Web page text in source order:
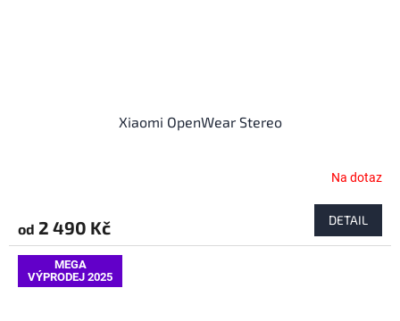
Xiaomi OpenWear Stereo
Na dotaz
od 2 490 Kč DETAIL
MEGA
VÝPRODEJ 2025